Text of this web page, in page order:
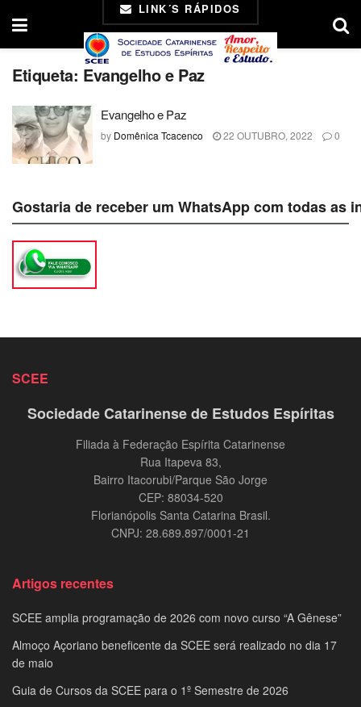
LINK´S RÁPIDOS
Etiqueta: Evangelho e Paz
Evangelho e Paz
by Domênica Tcacenco 22 OUTUBRO, 2022 0
Gostaria de receber um WhatsApp com todas
SCEE
Sociedade Catarinense de Estudos Espíritas
Filiada à Federação Espírita Catarinense
Rua Itapeva 83,
Bairro Itacorubi/Parque São Jorge
CEP: 88034-520
Florianópolis Santa Catarina Brasil.
CNPJ: 28.689.897/0001-21
Artigos recentes
SCEE amplia programação de 2026 com novo curso “A Gênese”
Almoço Açoriano beneficente da SCEE será realizado no dia 17
de maio
Guia de Cursos da SCEE para o 1º Semestre de 2026